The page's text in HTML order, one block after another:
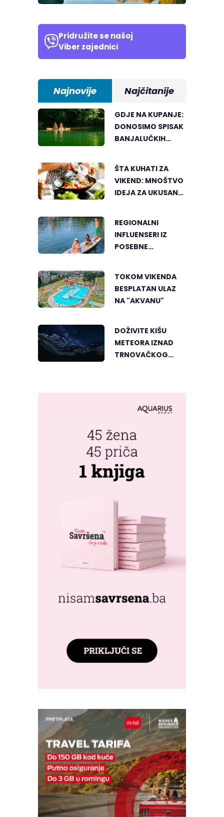
Pridružite se našoj
Viber zajednici
Najnovije Najčitanije
GDJE NA KUPANJE:
DONOSIMO SPISAK
BANJALUČKIH
OSVJEŽENJE
TEKOM LJETNIH
VRUĆINA
ŠTA KUHATI ZA
VIKEND: MNOŠTVO
IDEJA ZA UKUSAN
REGIONALNI
INFLUENSERI IZ
POSEBNE
BANJALUKU
TOKOM VIKENDA
BESPLATAN ULAZ
NA "AKVANU"
DOŽIVITE KIŠU
METEORA IZNAD
TRNOVAČKOG